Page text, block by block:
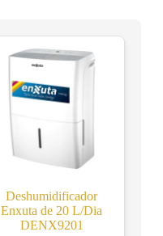
Deshumidificador
Enxuta de 20 L/Dia
DENX9201